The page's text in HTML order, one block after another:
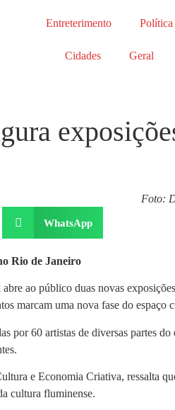
Entreterimento Política
Cidades Geral
Foto:
WhatsApp
Rio de Janeiro
ao público duas novas
marcam uma nova fase do espaço
por 60 artistas de diversas partes
e Economia Criativa, ressalta
cultura fluminense.